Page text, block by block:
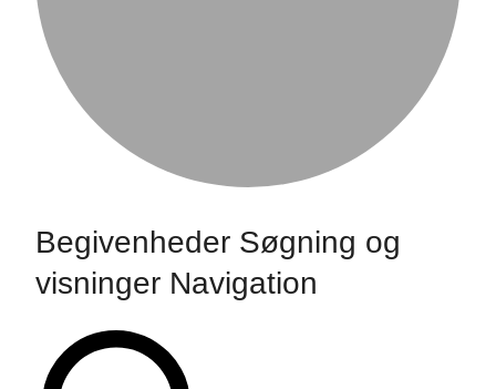
Begivenheder
Begivenheder Søgning og
visninger Navigation